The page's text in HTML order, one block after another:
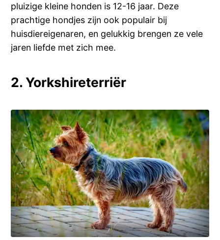
pluizige kleine honden is 12-16 jaar. Deze
prachtige hondjes zijn ook populair bij
huisdiereigenaren, en gelukkig brengen ze vele
jaren liefde met zich mee.
2. Yorkshireterriër